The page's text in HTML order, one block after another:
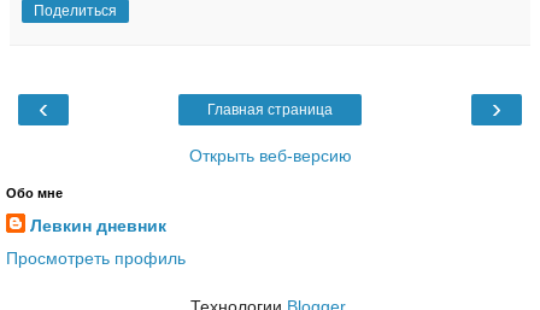
Поделиться
‹ ›
Главная страница
Открыть веб-версию
Обо мне
Левкин дневник
Просмотреть профиль